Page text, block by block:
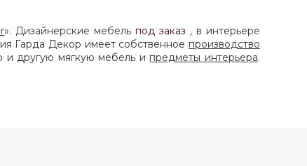
». Дизайнерские мебельпод заказ , в интерьере
Гарда Декор имеет собственное производство
и другую мягкую мебель и предметы интерьера.